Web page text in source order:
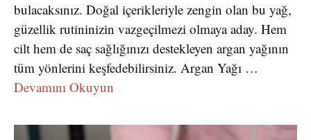
bulacaksınız. Doğal içerikleriyle zengin olan bu yağ,
güzellik rutininizin vazgeçilmezi olmaya aday. Hem
cilt hem de saç sağlığınızı destekleyen argan yağının
tüm yönlerini keşfedebilirsiniz. Argan Yağı …
Devamını Okuyun